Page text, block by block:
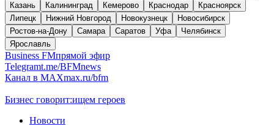
Казань
Калининград Кемерово Краснодар
Красноярск
Липецк
Нижний Новгород Новокузнецк
Новосибирск
Ростов-на-Дону
Самара Саратов Уфа
Челябинск
Ярославль
Business FMпрямой эфир
Telegramt.me/BFMnews
Канал в MAXmax.ru/bfm
Бизнес говорит:ищем героев
Новости